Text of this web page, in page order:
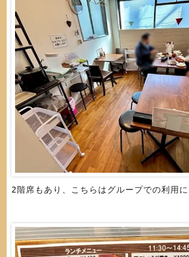
2階席もあり、こちらはグループでの利用に